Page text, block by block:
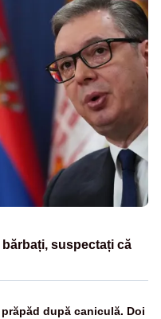
suspectați că
prăpăd după caniculă. Doi